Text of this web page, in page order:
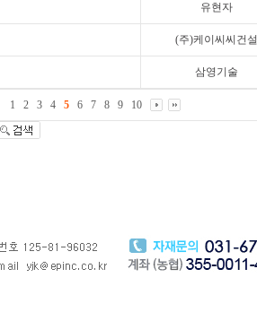
유현자
(주)케이씨씨건설
삼영기술
1 2 3 4 5 6 7 8 9 10